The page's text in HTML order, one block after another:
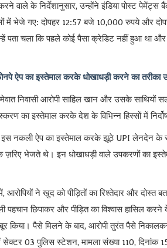
वाले के निर्देशानुसार, उन्होंने इंडिया पोस्ट
में भेजे गए: दोपहर 12:57 बजे 10,000 रुपये और
पता चला कि पहले कोई पैसा क्रेडिट नहीं हुआ
ऐप का इस्तेमाल करके धोखाधड़ी करने का तरीका
मेवात निवासी आरोपी साहिल खान और उसके
का इस्तेमाल करके देश के विभिन्न हिस्सों में
इस नकली ऐप का इस्तेमाल करके झूठे UPI लेनदेन के
भेजते थे। इन धोखाधड़ी वाले उपकरणों का
आरोपियों ने खुद को पीड़ितों का रिश्तेदार और
पहचान छिपाकर और पीड़ित का विश्वास हासिल
किया। पैसे मिलने के बाद, आरोपी तुरंत पैसे
सेक्टर 03 पुलिस स्टेशन, मामला संख्या 110, दिनांक